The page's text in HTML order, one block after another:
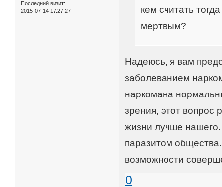
Последний визит:
2015-07-14 17:27:27
кем считать
мертвым?
Надеюсь, я вам
заболеванием
наркомана
зрения, этот вопрос
жизни лучше
паразитом
возможности
0